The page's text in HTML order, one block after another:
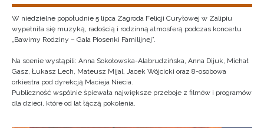
W niedzielne popołudnie 5 lipca Zagroda Felicji Curyłowej w Zalipiu
wypełniła się muzyką, radością i rodzinną atmosferą podczas koncertu
„Bawimy Rodziny – Gala Piosenki Familijnej”.
Na scenie wystąpili: Anna Sokołowska-Alabrudzińska, Anna Dijuk, Michał
Gasz, Łukasz Lech, Mateusz Mijal, Jacek Wójcicki oraz 8-osobowa
orkiestra pod dyrekcją Macieja Niecia.
Publiczność wspólnie śpiewała największe przeboje z filmów i programów
dla dzieci, które od lat łączą pokolenia.